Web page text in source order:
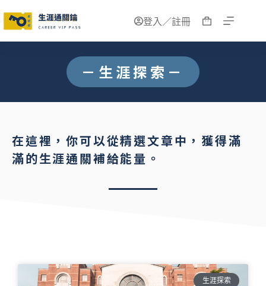
登入／註冊
－生涯探索－
在這裡，你可以從精選文章中，獲得滿
滿的生涯通關補給能量。
生涯探索